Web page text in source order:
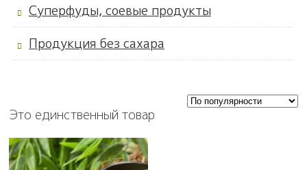
Суперфуды, соевые продукты
Продукция без сахара
Это единственный товар